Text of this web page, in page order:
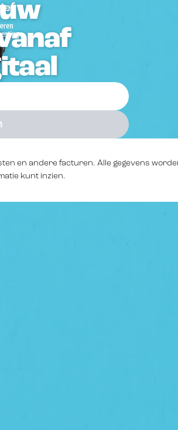
en andere facturen. Alle gegevens
kunt inzien.